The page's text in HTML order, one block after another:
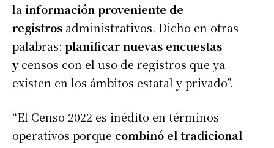
la información proveniente de
registros administrativos. Dicho en otras
palabras: planificar nuevas encuestas
ycensos con el uso de registros que ya
existen en los ámbitos estatal y privado”.
“El Censo 2022 es inédito en términos
operativos porque combinó el tradicional